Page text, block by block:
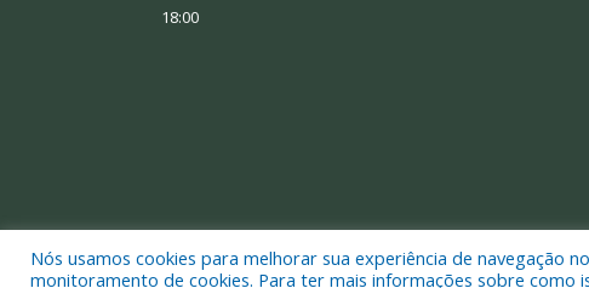
18:00
Todos os direitos reservados a Prefeitura Municipal de
Nós usamos cookies para melhorar sua experiência de navegação
monitoramento de cookies. Para ter mais informações sobre como